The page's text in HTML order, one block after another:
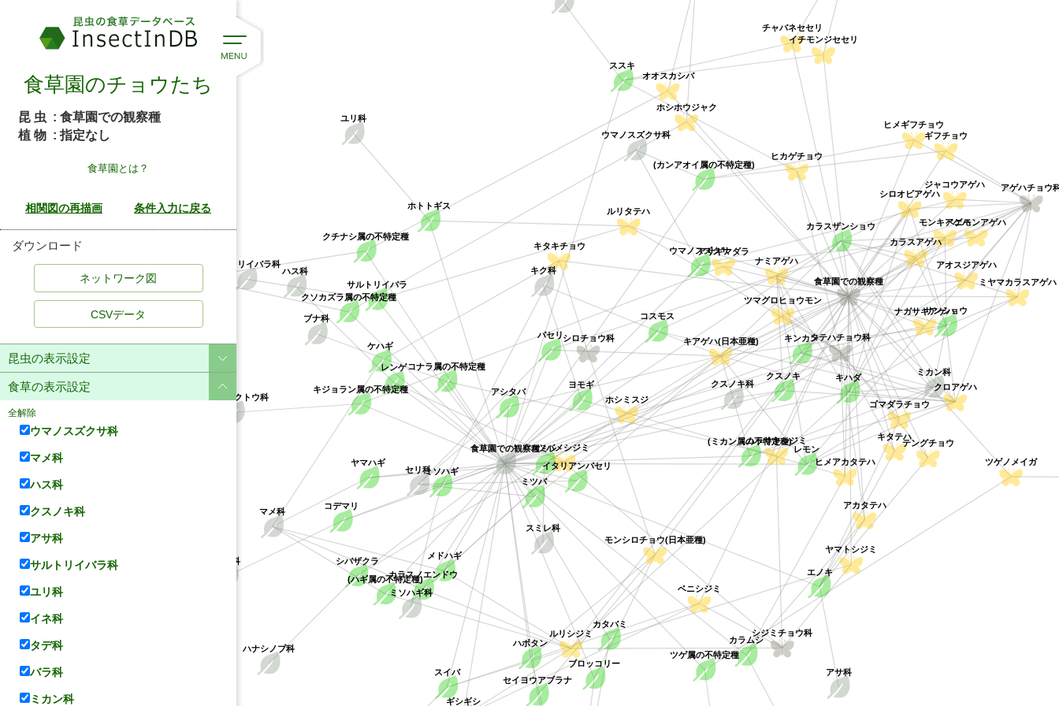
ウマノスズクサ科
ウマノスズクサ
アゲハチョウ
ジャコウアゲハ
マメ科
ヤマハギ
シジミチョウ科
ツバメシジミ
メドハギ
ハス科
レンゲ
カラスノエンドウ
クスノキ科
クスノキ
アオスジアゲハ
アサ科
エノキ
タテハチョウ科
ゴマダラチョウ
サルトリイバラ科
サルトリイバラ
ルリタテハ
ユリ科
ホトトギス
ススキ
ヒカゲチョウ
テングチョウ
(カンアオイ属の不特定種)
ギフチョウ
スイバ
ベニシジミ
バラ科
コデマリ
ホシミスジ
ベニモンアゲハ
カラスアゲハ
ミカン科
キハダ
カラスザンショウ
サンショウ
キンカン
モンキアゲハ
ミヤマカラスアゲ
(ミカン属の不特定種)
キアゲハ(日本亜種)
セリ科
アシタバ
レモン
キク科
コスモス
ミツバ
パセリ
イタリアンパセリ
ナガサキアゲハ
シロオビアゲハ
クロアゲハ
ナミアゲハ
イチモンジセセリ
チャバネセセリ
セイヨウアブラナ
シロチョウ科
モンシロチョウ(日本亜種)
ハボタン
ブロッコリー
キタテハ
カタバミ
ヤマトシジミ
ヨモギ
ヒメアカタテハ
カラムシ
アカタテハ
ミソハギ科
ミソハギ
キタキチョウ
ハナシノブ科
シバザクラ
スミレ科
スミレ
ツマグロヒョウモン
(ハギ属の不特定種)
ルリシジミ
ケハギ
ヒメギフチョウ
クチナシ属の不特定種
オオスカシバ
ツゲ属の不特定種
ツゲノメイガ
クソカズラ属の不特定種
ホシホウジャク
キョウチクトウ科
キジョラン属の不特定種
アサギマダラ
ブナ科
コナラ属の不特定種
ムラサキシジミ
食草園での観察種
食草園での観察種
食草園のチョウたち
昆 虫 : 食草園での観察種
植 物 : 指定なし
食草園とは？
ダウンロード
CSVデータ
昆虫の表示設定
食草の表示設定
全解除
ウマノスズクサ科
マメ科
ハス科
クスノキ科
アサ科
サルトリイバラ科
ユリ科
イネ科
タデ科
バラ科
ミカン科